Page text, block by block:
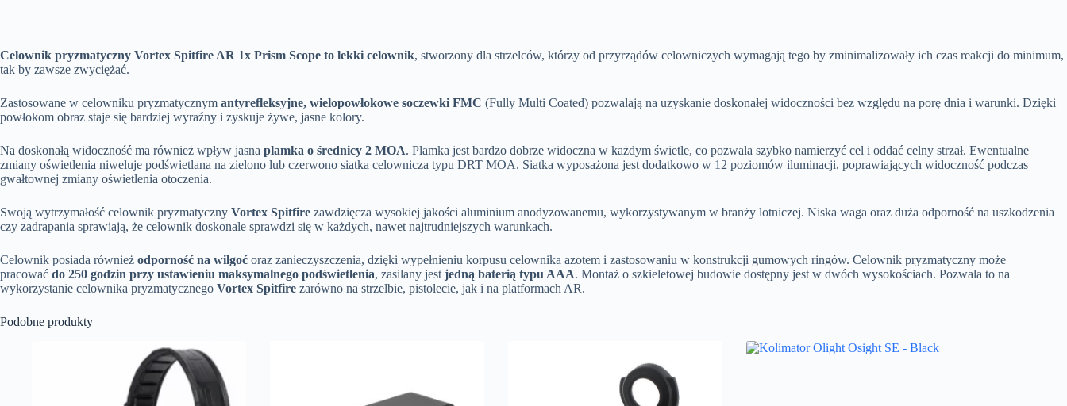
Celownik pryzmatyczny Vortex Spitfire AR 1x Prism Scope to lekki celownik, stworzony dla strzelców, którzy od przyrządów celowniczych wymagają tego by zminimalizowały ich czas reakcji do minimum,
tak by zawsze zwyciężać.
Zastosowane w celowniku pryzmatycznym antyrefleksyjne, wielopowłokowe soczewki FMC (Fully Multi Coated) pozwalają na uzyskanie doskonałej widoczności bez względu na porę dnia i warunki. Dzięki
powłokom obraz staje się bardziej wyraźny i zyskuje żywe, jasne kolory.
Na doskonałą widoczność ma również wpływ jasna plamka o średnicy 2 MOA. Plamka jest bardzo dobrze widoczna w każdym świetle, co pozwala szybko namierzyć cel i oddać celny strzał. Ewentualne
zmiany oświetlenia niweluje podświetlana na zielono lub czerwono siatka celownicza typu DRT MOA. Siatka wyposażona jest dodatkowo w 12 poziomów iluminacji, poprawiających widoczność podczas
gwałtownej zmiany oświetlenia otoczenia.
Swoją wytrzymałość celownik pryzmatyczny Vortex Spitfire zawdzięcza wysokiej jakości aluminium anodyzowanemu, wykorzystywanym w branży lotniczej. Niska waga oraz duża odporność na uszkodzenia
czy zadrapania sprawiają, że celownik doskonale sprawdzi się w każdych, nawet najtrudniejszych warunkach.
Celownik posiada również odporność na wilgoć oraz zanieczyszczenia, dzięki wypełnieniu korpusu celownika azotem i zastosowaniu w konstrukcji gumowych ringów. Celownik pryzmatyczny może
pracować do 250 godzin przy ustawieniu maksymalnego podświetlenia, zasilany jest jedną baterią typu AAA. Montaż o szkieletowej budowie dostępny jest w dwóch wysokościach. Pozwala to na
wykorzystanie celownika pryzmatycznego Vortex Spitfire zarówno na strzelbie, pistolecie, jak i na platformach AR.
Podobne produkty